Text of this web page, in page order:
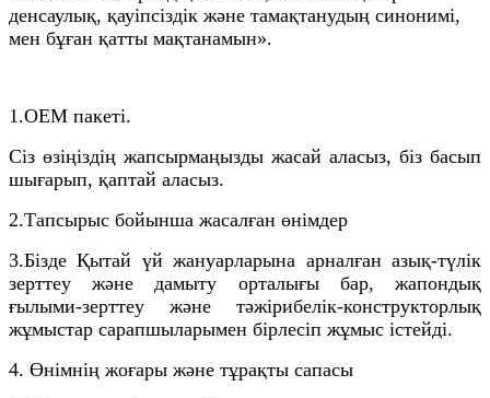
денсаулық, қауіпсіздік және тамақтанудың синонимі,
мен бұған қатты мақтанамын».
1.OEM пакеті.
Сіз өзіңіздің жапсырмаңызды жасай аласыз, біз басып
шығарып, қаптай аласыз.
2.Тапсырыс бойынша жасалған өнімдер
3.Бізде Қытай үй жануарларына арналған азық-түлік
зерттеу және дамыту орталығы бар, жапондық
ғылыми-зерттеу және тәжірибелік-конструкторлық
жұмыстар сарапшыларымен бірлесіп жұмыс істейді.
4. Өнімнің жоғары және тұрақты сапасы